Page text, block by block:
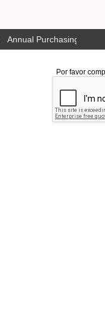
Annual Purchasing Plan
Por favor